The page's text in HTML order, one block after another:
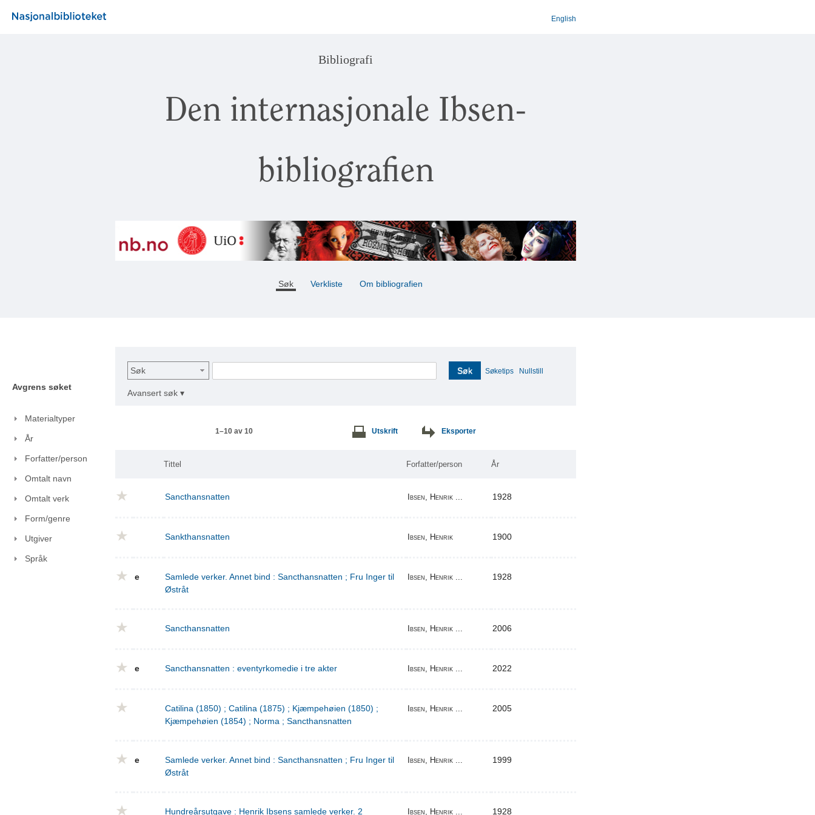
English
Bibliografi
Den internasjonale Ibsen-
bibliografien
Søk Verkliste Om bibliografien
Avgrens søket
Materialtyper
År
Forfatter/person
Omtalt navn
Omtalt verk
Form/genre
Utgiver
Språk
Søk Søk Søketips Nullstill
Avansert søk ▾
1–10 av 10 Utskrift Eksporter
Tittel Forfatter/person År
Sancthansnatten Ibsen, Henrik ... 1928
Sankthansnatten Ibsen, Henrik 1900
e
Samlede verker. Annet bind : Sancthansnatten ; Fru Inger til
Østråt
Ibsen, Henrik ... 1928
Sancthansnatten Ibsen, Henrik ... 2006
e Sancthansnatten : eventyrkomedie i tre akter Ibsen, Henrik ... 2022
Catilina (1850) ; Catilina (1875) ; Kjæmpehøien (1850) ;
Kjæmpehøien (1854) ; Norma ; Sancthansnatten
Ibsen, Henrik ... 2005
e
Samlede verker. Annet bind : Sancthansnatten ; Fru Inger til
Østråt
Ibsen, Henrik ... 1999
Hundreårsutgave : Henrik Ibsens samlede verker. 2 Ibsen, Henrik ... 1928